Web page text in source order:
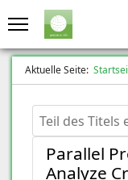
Aktuelle Seite:
Teil des Titels
Parallel
Analyze